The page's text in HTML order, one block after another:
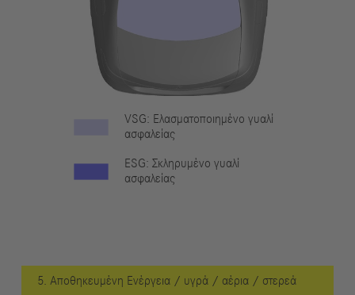
VSG: Ελασματοποιημένο γυαλί
ασφαλείας
ESG: Σκληρυμένο γυαλί
ασφαλείας
5. Αποθηκευμένη Ενέργεια / υγρά / αέρια / στερεά